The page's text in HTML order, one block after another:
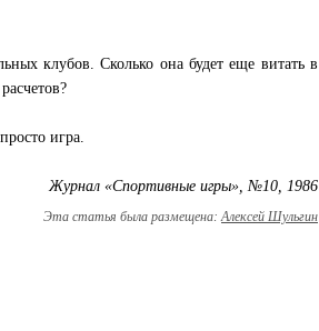
клубов. Сколько она будет еще витать в
игра.
Журнал «Спортивные игры», №10, 1986
Эта статья была размещена:Алексей Шульгин